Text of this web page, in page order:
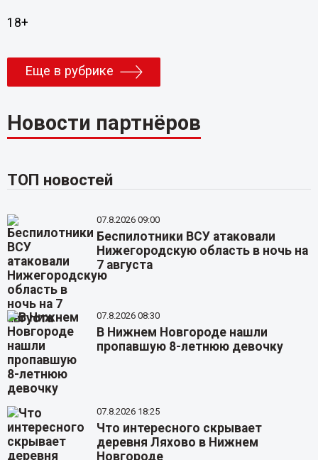
18+
Еще в рубрике
Новости партнёров
ТОП новостей
07.8.2026 09:00
Беспилотники ВСУ атаковали
Нижегородскую область в ночь на
7 августа
07.8.2026 08:30
В Нижнем Новгороде нашли
пропавшую 8-летнюю девочку
07.8.2026 18:25
Что интересного скрывает
деревня Ляхово в Нижнем
Новгороде